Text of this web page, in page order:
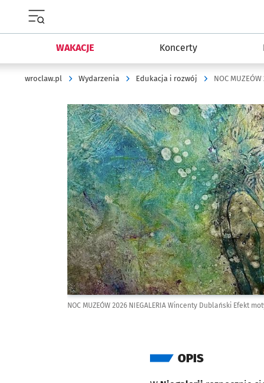
WAKACJE Koncerty
wroclaw.pl Wydarzenia Edukacja i rozwój
Kliknij, aby powiększyć
NOC MUZEÓW 2026 NIEGALERIA Wincenty Dublański Efekt
OPIS